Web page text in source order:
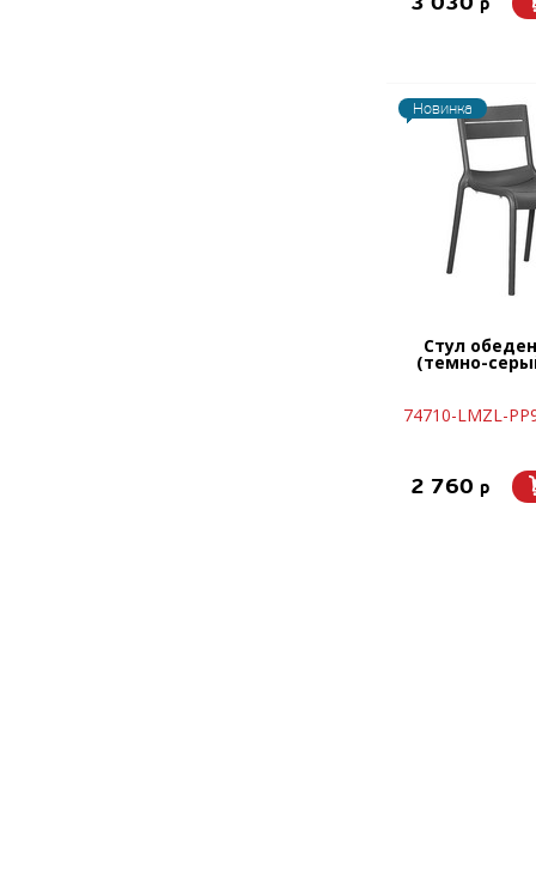
Новинка
Стул
(темно-
74710-LMZL-
2 760 p